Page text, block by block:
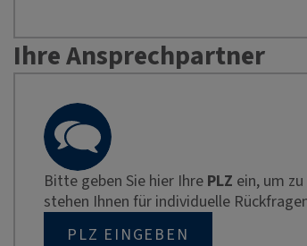
Ihre Ansprechpartner
Bitte geben Sie hier Ihre PLZ ein, um
stehen Ihnen für individuelle
PLZ EINGEBEN